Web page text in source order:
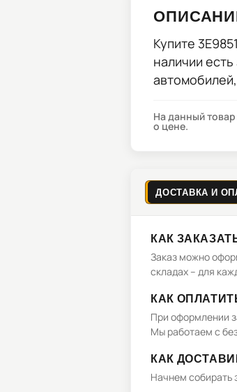
Купите
наличии
На данный
о цене.
ДОСТАВКА И
КАК
Заказ можно
складах – для
КАК
При оформлении
Мы работаем с
КАК
Начнем собирать